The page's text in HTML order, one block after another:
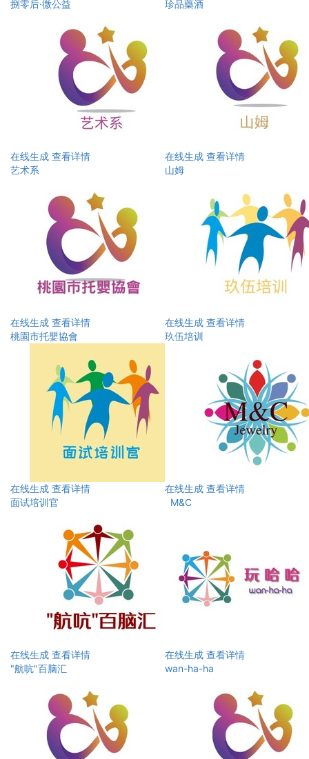
捌零后·微公益 珍品藥酒
在线生成 查看详情
艺术系
在线生成 查看详情
山姆
在线生成 查看详情
桃園市托嬰協會
在线生成 查看详情
玖伍培训
在线生成 查看详情
面试培训官
在线生成 查看详情
M&C
在线生成 查看详情
"航吭"百脑汇
在线生成 查看详情
wan-ha-ha